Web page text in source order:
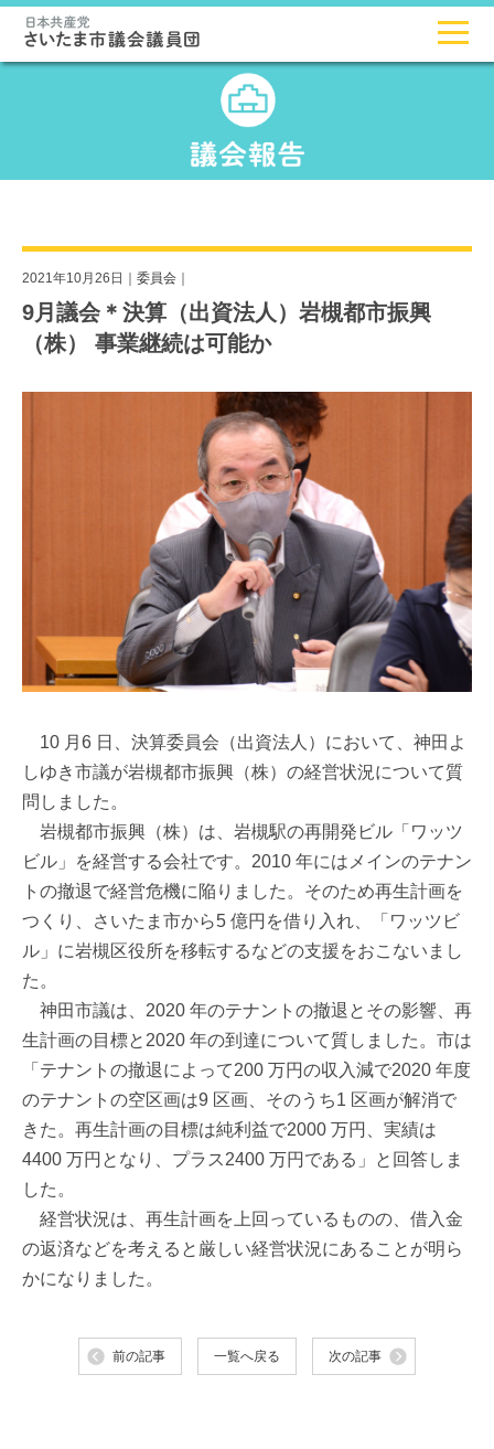
2021年10月26日｜ 委員会
9月議会＊決算（出資法人）岩槻都市振興
（株） 事業継続は可能か
10 月6 日、決算委員会（出資法人）において、神田よ
しゆき市議が岩槻都市振興（株）の経営状況について質
問しました。
岩槻都市振興（株）は、岩槻駅の再開発ビル「ワッツ
ビル」を経営する会社です。2010 年にはメインのテナン
トの撤退で経営危機に陥りました。そのため再生計画を
つくり、さいたま市から5 億円を借り入れ、「ワッツビ
ル」に岩槻区役所を移転するなどの支援をおこないまし
た。
神田市議は、2020 年のテナントの撤退とその影響、再
生計画の目標と2020 年の到達について質しました。市は
「テナントの撤退によって200 万円の収入減で2020 年度
のテナントの空区画は9 区画、そのうち1 区画が解消で
きた。再生計画の目標は純利益で2000 万円、実績は
4400 万円となり、プラス2400 万円である」と回答しま
した。
経営状況は、再生計画を上回っているものの、借入金
の返済などを考えると厳しい経営状況にあることが明ら
かになりました。
前の記事 一覧へ戻る 次の記事